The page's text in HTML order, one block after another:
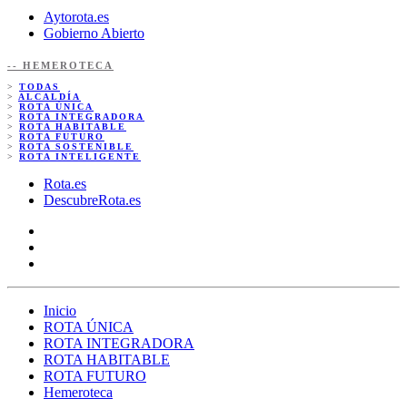
Aytorota.es
Gobierno Abierto
-- HEMEROTECA
> TODAS
> ALCALDÍA
> ROTA ÚNICA
> ROTA INTEGRADORA
> ROTA HABITABLE
> ROTA FUTURO
> ROTA SOSTENIBLE
> ROTA INTELIGENTE
Rota.es
DescubreRota.es
Inicio
ROTA ÚNICA
ROTA INTEGRADORA
ROTA HABITABLE
ROTA FUTURO
Hemeroteca